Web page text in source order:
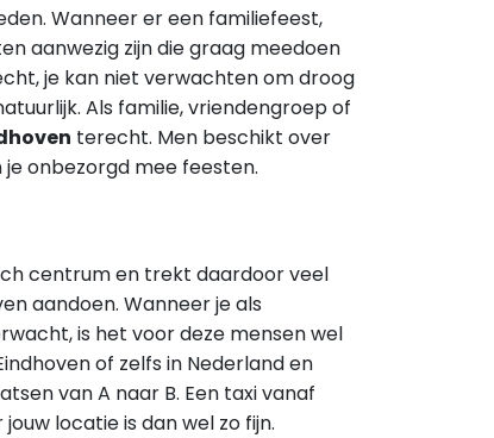
Wanneer er een familiefeest,
aanwezig zijn die graag meedoen
je kan niet verwachten om droog
Als familie, vriendengroep of
terecht. Men beschikt over
onbezorgd mee feesten.
centrum en trekt daardoor veel
aandoen. Wanneer je als
is het voor deze mensen wel
of zelfs in Nederland en
van A naar B. Een taxi vanaf
locatie is dan wel zo fijn.